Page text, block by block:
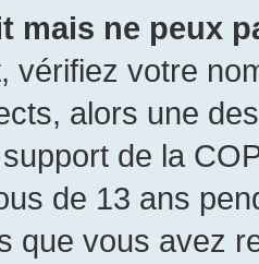
mais ne peux
vérifiez votre
alors une
de la
de 13 ans
que vous avez